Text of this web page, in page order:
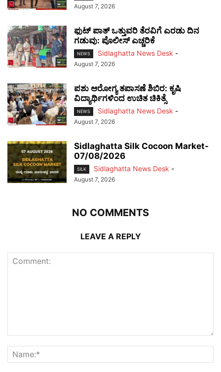
August 7, 2026
ಫುಟ್‌ ಪಾತ್ ಒತ್ತುವರಿ ತೆರವಿಗೆ ಎರಡು ದಿನ
ಗಡುವು: ಪೊಲೀಸ್ ಎಚ್ಚರಿಕೆ
NEWS Sidlaghatta News Desk -
August 7, 2026
ಪಶು ಆರೋಗ್ಯ ತಪಾಸಣೆ ಶಿಬಿರ: ಕೃಷಿ
ವಿದ್ಯಾರ್ಥಿಗಳಿಂದ ಉಚಿತ ಚಿಕಿತ್ಸೆ
NEWS Sidlaghatta News Desk -
August 7, 2026
Sidlaghatta Silk Cocoon Market-
07/08/2026
SILK Sidlaghatta News Desk -
August 7, 2026
NO COMMENTS
LEAVE A REPLY